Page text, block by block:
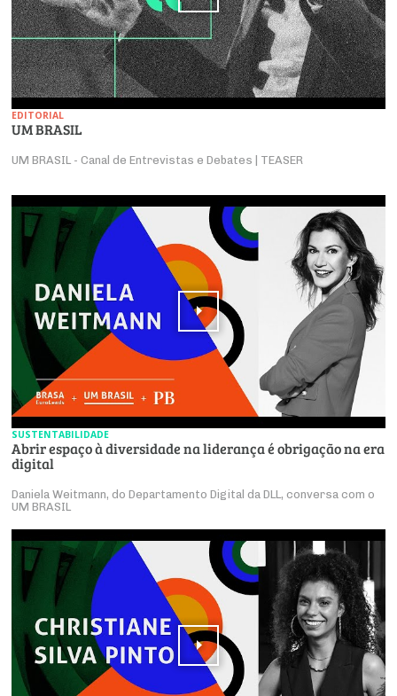
EDITORIAL
UM BRASIL
UM BRASIL - Canal de Entrevistas e Debates | TEASER
SUSTENTABILIDADE
Abrir espaço à diversidade na liderança é obrigação na era
digital
Daniela Weitmann, do Departamento Digital da DLL, conversa com o
UM BRASIL